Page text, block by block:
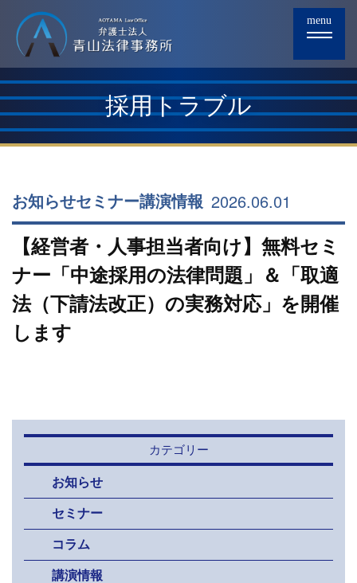
menu
採用トラブル
お知らせセミナー講演情報 2026.06.01
【経営者・人事担当者向け】無料セミ
ナー「中途採用の法律問題」＆「取適
法（下請法改正）の実務対応」を開催
します
カテゴリー
お知らせ
セミナー
コラム
講演情報